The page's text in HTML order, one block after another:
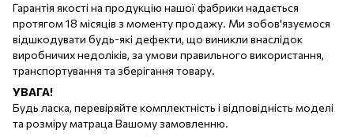
Гарантія якості на продукцію нашої фабрики надається
протягом 18 місяців з моменту продажу. Ми зобов'язуємося
відшкодувати будь-які дефекти, що виникли внаслідок
виробничих недоліків, за умови правильного використання,
транспортування та зберігання товару.
УВАГА!
Будь ласка, перевіряйте комплектність і відповідність моделі
та розміру матраца Вашому замовленню.